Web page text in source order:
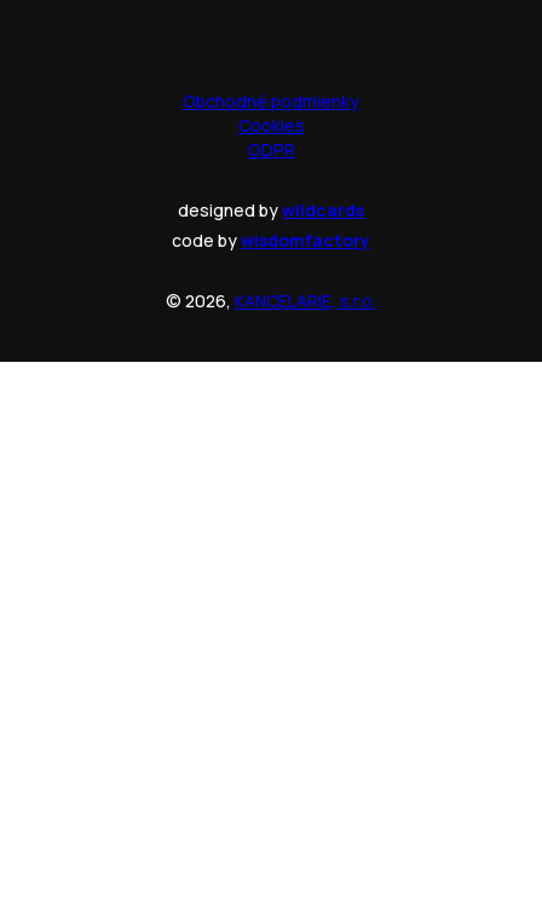
Obchodné podmienky
Cookies
GDPR
designed bywildcards
code bywisdomfactory
© 2026, KANCELARIE, s.r.o.